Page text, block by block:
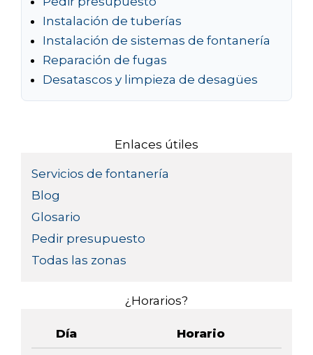
Instalación de tuberías
Instalación de sistemas de fontanería
Reparación de fugas
Desatascos y limpieza de desagües
Enlaces útiles
Servicios de fontanería
Blog
Glosario
Pedir presupuesto
Todas las zonas
¿Horarios?
Día Horario